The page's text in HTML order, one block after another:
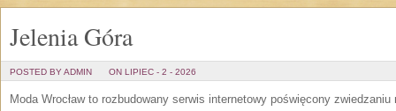
Jelenia Góra
POSTED BY ADMIN ON LIPIEC - 2 - 2026
Moda Wrocław to rozbudowany serwis internetowy poświęcony